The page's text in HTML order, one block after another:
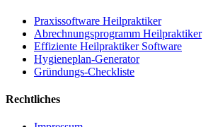
Praxissoftware Heilpraktiker
Abrechnungsprogramm Heilpraktiker
Effiziente Heilpraktiker Software
Hygieneplan-Generator
Gründungs-Checkliste
Rechtliches